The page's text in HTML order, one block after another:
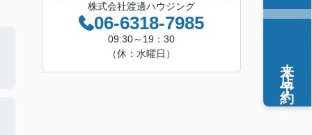
株式会社渡邊ハウジング
06-6318-7985
09:30～19：30
（休：水曜日）
来店予約